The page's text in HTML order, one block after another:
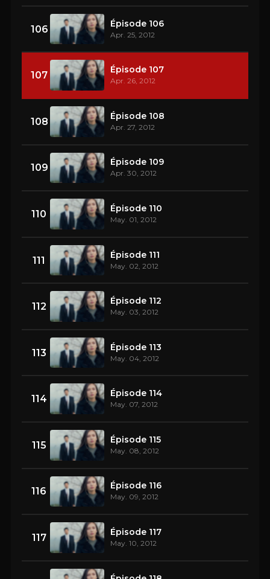
106 Épisode 106
Apr. 25, 2012
107 Épisode 107
Apr. 26, 2012
108 Épisode 108
Apr. 27, 2012
109 Épisode 109
Apr. 30, 2012
110 Épisode 110
May. 01, 2012
111 Épisode 111
May. 02, 2012
112 Épisode 112
May. 03, 2012
113 Épisode 113
May. 04, 2012
114 Épisode 114
May. 07, 2012
115 Épisode 115
May. 08, 2012
116 Épisode 116
May. 09, 2012
117 Épisode 117
May. 10, 2012